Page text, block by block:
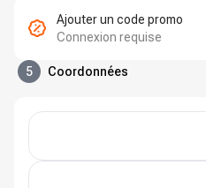
Ajouter un code promo
Connexion requise
5 Coordonnées